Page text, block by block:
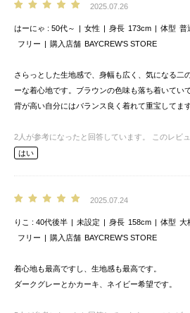
2025.07.26
はーにゃ 50代～ 女性 身長 173cm 体型 普
フリー
購入店舗 BAYCREW’S STORE
さらっとした生地感で、身幅も広く、気になる二
ーな着心地です。ブラウンの色味も落ち着いてい
背が高い自分にはバランス良く着れて重宝してます
2 人が参考になったと回答しています。
このレビ
はい
2025.07.24
りこ 40代後半 未設定 身長 158cm 体型 大
フリー
購入店舗 BAYCREW’S STORE
着心地も最高ですし、生地感も最高です。
ダークグレーとかカーキ、ネイビー希望です。